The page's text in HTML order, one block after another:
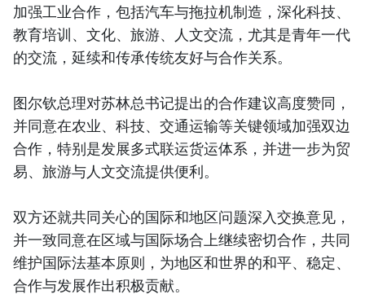
加强工业合作，包括汽车与拖拉机制造，深化科技、
教育培训、文化、旅游、人文交流，尤其是青年一代
的交流，延续和传承传统友好与合作关系。
图尔钦总理对苏林总书记提出的合作建议高度赞同，
并同意在农业、科技、交通运输等关键领域加强双边
合作，特别是发展多式联运货运体系，并进一步为贸
易、旅游与人文交流提供便利。
双方还就共同关心的国际和地区问题深入交换意见，
并一致同意在区域与国际场合上继续密切合作，共同
维护国际法基本原则，为地区和世界的和平、稳定、
合作与发展作出积极贡献。